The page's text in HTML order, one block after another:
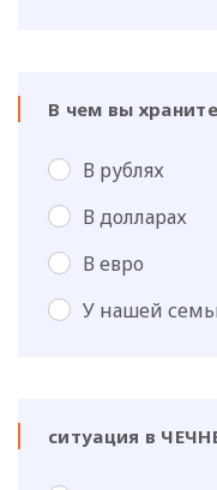
В чем вы
В рублях
В долларах
В евро
У нашей
ситуация в